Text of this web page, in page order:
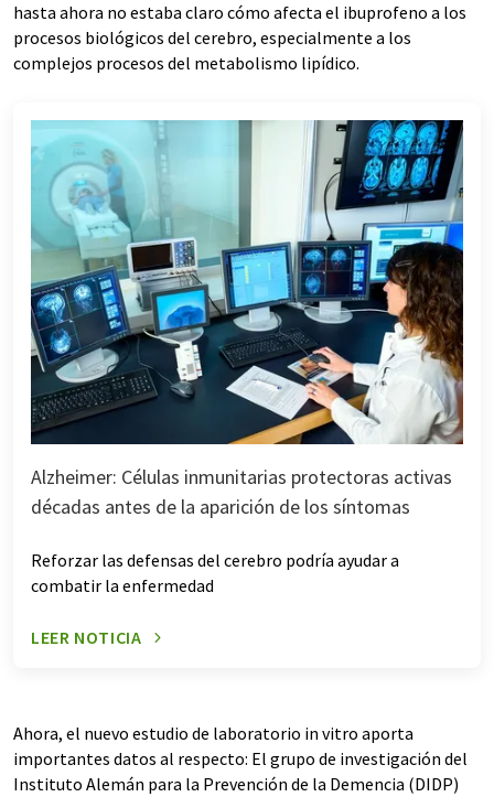
hasta ahora no estaba claro cómo afecta el ibuprofeno a los
procesos biológicos del cerebro, especialmente a los
complejos procesos del metabolismo lipídico.
Alzheimer: Células inmunitarias protectoras activas
décadas antes de la aparición de los síntomas
Reforzar las defensas del cerebro podría ayudar a
combatir la enfermedad
LEER NOTICIA
Ahora, el nuevo estudio de laboratorio in vitro aporta
importantes datos al respecto: El grupo de investigación del
Instituto Alemán para la Prevención de la Demencia (DIDP)